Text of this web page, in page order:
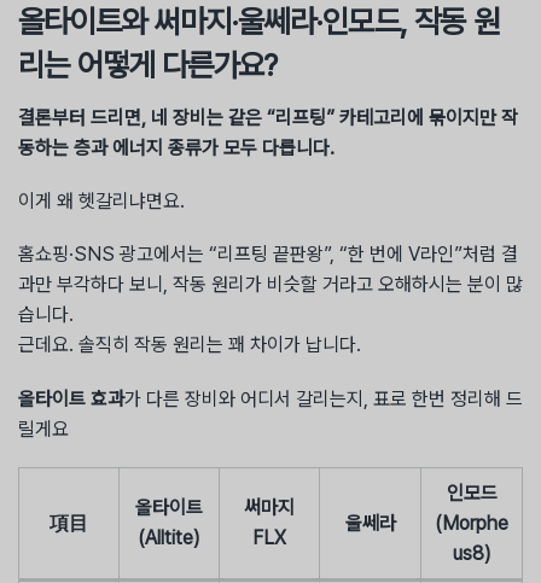
올타이트와 써마지·울쎄라·인모드, 작동 원
리는 어떻게 다른가요?
결론부터 드리면, 네 장비는 같은 “리프팅” 카테고리에 묶이지만 작
동하는 층과 에너지 종류가 모두 다릅니다.
이게 왜 헷갈리냐면요.
홈쇼핑·SNS 광고에서는 “리프팅 끝판왕”, “한 번에 V라인”처럼 결
과만 부각하다 보니, 작동 원리가 비슷할 거라고 오해하시는 분이 많
습니다.
근데요. 솔직히 작동 원리는 꽤 차이가 납니다.
올타이트 효과가 다른 장비와 어디서 갈리는지, 표로 한번 정리해 드
릴게요
項目
올타이트
(Alltite)
써마지
FLX
울쎄라
인모드
(Morphe
us8)